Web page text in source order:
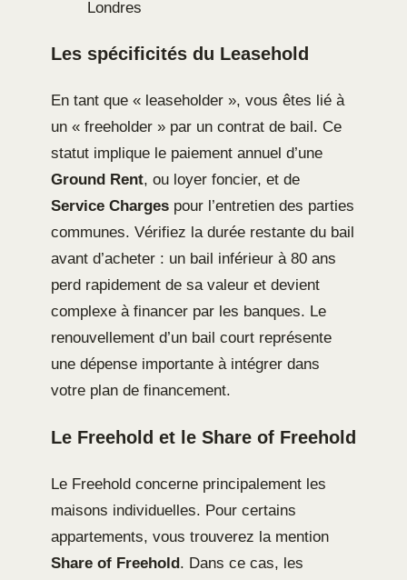
Londres
Les spécificités du Leasehold
En tant que « leaseholder », vous êtes lié à
un « freeholder » par un contrat de bail. Ce
statut implique le paiement annuel d’une
Ground Rent, ou loyer foncier, et de
Service Charges pour l’entretien des parties
communes. Vérifiez la durée restante du bail
avant d’acheter : un bail inférieur à 80 ans
perd rapidement de sa valeur et devient
complexe à financer par les banques. Le
renouvellement d’un bail court représente
une dépense importante à intégrer dans
votre plan de financement.
Le Freehold et le Share of Freehold
Le Freehold concerne principalement les
maisons individuelles. Pour certains
appartements, vous trouverez la mention
Share of Freehold . Dans ce cas, les